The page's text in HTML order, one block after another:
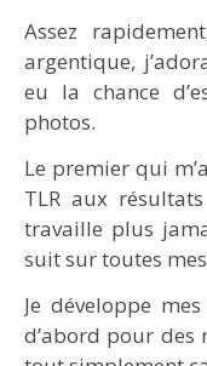
Assez
argentique,
eu la chance
photos.
Le premier qui
TLR aux
travaille plus
suit sur toutes
Je développe
d’abord pour des